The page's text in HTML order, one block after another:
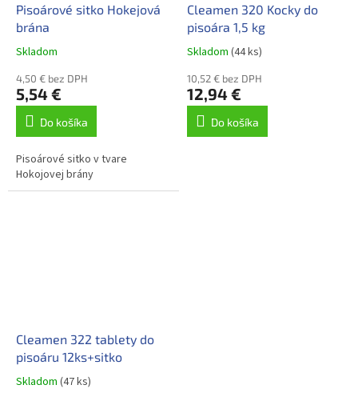
Pisoárové sitko Hokejová
brána
Skladom
4,50 € bez DPH
5,54 €
Do košíka
Pisoárové sitko v tvare
Hokojovej brány
Cleamen 320 Kocky do
pisoára 1,5 kg
Skladom (44 ks)
10,52 € bez DPH
12,94 €
Do košíka
Cleamen 322 tablety do
pisoáru 12ks+sitko
Skladom (47 ks)